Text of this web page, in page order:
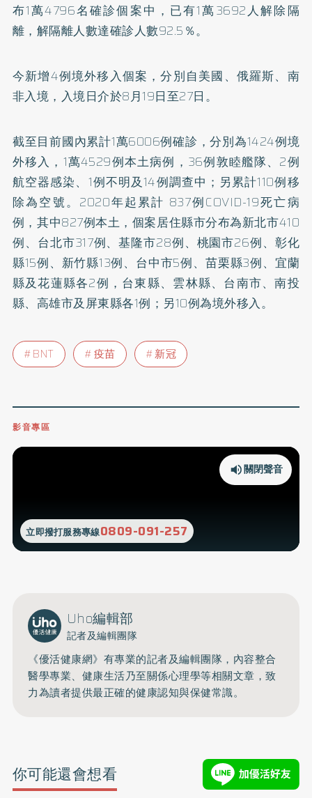
布1萬4796名確診個案中，已有1萬3692人解除隔
離，解隔離人數達確診人數92.5％。
今新增4例境外移入個案，分別自美國、俄羅斯、南
非入境，入境日介於8月19日至27日。
截至目前國內累計1萬6006例確診，分別為1424例境
外移入，1萬4529例本土病例，36例敦睦艦隊、2例
航空器感染、1例不明及14例調查中；另累計110例移
除為空號。2020年起累計 837例COVID-19死亡病
例，其中827例本土，個案居住縣市分布為新北市410
例、台北市317例、基隆市28例、桃園市26例、彰化
縣15例、新竹縣13例、台中市5例、苗栗縣3例、宜蘭
縣及花蓮縣各2例，台東縣、雲林縣、台南市、南投
縣、高雄市及屏東縣各1例；另10例為境外移入。
BNT 疫苗 新冠
影音專區
立即撥打服務專線0809-091-257
關閉聲音
Uho編輯部
記者及編輯團隊
《優活健康網》有專業的記者及編輯團隊，內容整合
醫學專業、健康生活乃至關係心理學等相關文章，致
力為讀者提供最正確的健康認知與保健常識。
你可能還會想看